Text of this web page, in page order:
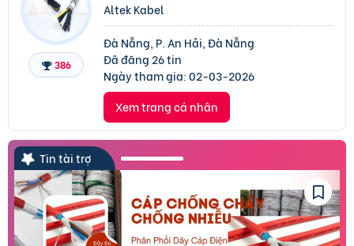
386
Altek Kabel
Đà Nẵng, P. An Hải, Đà Nẵng
Đã đăng 26 tin
Ngày tham gia:02-03-2026
Xem trang cá nhân
Tin tài trợ